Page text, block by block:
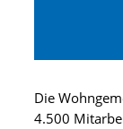
Die
4.500